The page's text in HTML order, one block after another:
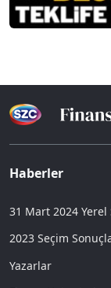
Haberler
31 Mart 2024 Yerel
2023 Seçim
Yazarlar